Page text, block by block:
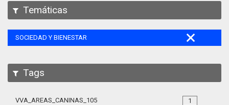
Temáticas
SOCIEDAD Y BIENESTAR
Tags
1
VVA_AREAS_CANINAS_105